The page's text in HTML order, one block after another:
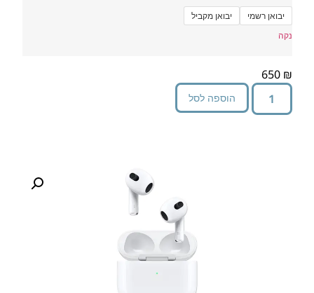
יבואן רשמי
יבואן מקביל
נקה
650 ₪
הוספה לסל